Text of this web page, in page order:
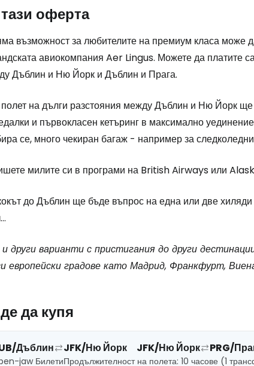
оферта
възможност за любителите на премиум класа може
авиокомпания Aer Lingus. Можете да платите
Дъблин и Ню Йорк и Дъблин и Прага.
на дълги разстояния между Дъблин и Ню Йорк
и първокласен кетъринг в максимално
се, много чекиран багаж - например за
милите си в програми на British Airways или
до Дъблин ще бъде въпрос на една или две
други варианти с пристигания до други
европейски градове като Мадрид, Франкфурт,
да купя
Дъблин JFK/Ню Йорк JFK/Ню Йорк PRG/
jaw БилетиПродължителност на полета: 10 часове (1